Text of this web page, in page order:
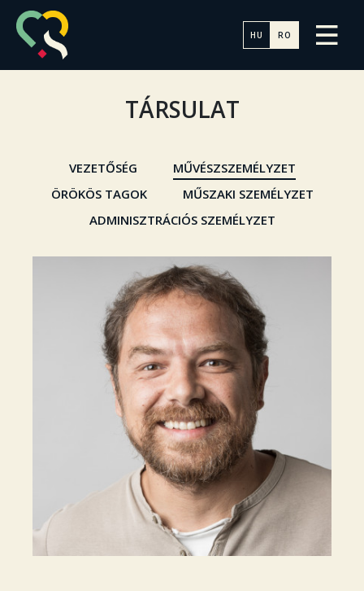
HU RO
TÁRSULAT
VEZETŐSÉG
MŰVÉSZSZEMÉLYZET
ÖRÖKÖS TAGOK
MŰSZAKI SZEMÉLYZET
ADMINISZTRÁCIÓS SZEMÉLYZET